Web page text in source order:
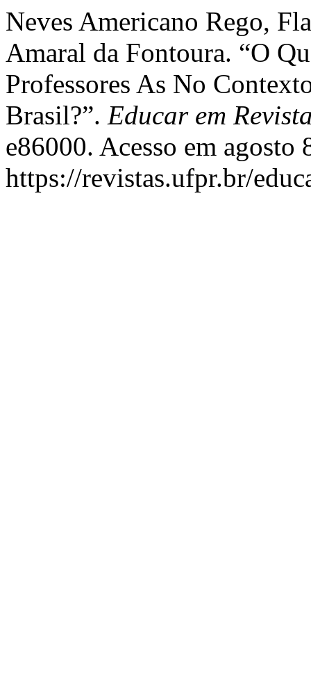
Neves Americano Rego,
Amaral da Fontoura. “O
Professores As No
Brasil?”. Educar em
e86000. Acesso em agosto
https://revistas.ufpr.br/